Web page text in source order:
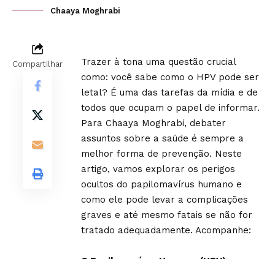
Chaaya Moghrabi
Compartilhar
Trazer à tona uma questão crucial
como: você sabe como o HPV pode ser
letal? É uma das tarefas da mídia e de
todos que ocupam o papel de informar.
Para Chaaya Moghrabi, debater
assuntos sobre a saúde é sempre a
melhor forma de prevenção. Neste
artigo, vamos explorar os perigos
ocultos do papilomavírus humano e
como ele pode levar a complicações
graves e até mesmo fatais se não for
tratado adequadamente. Acompanhe: